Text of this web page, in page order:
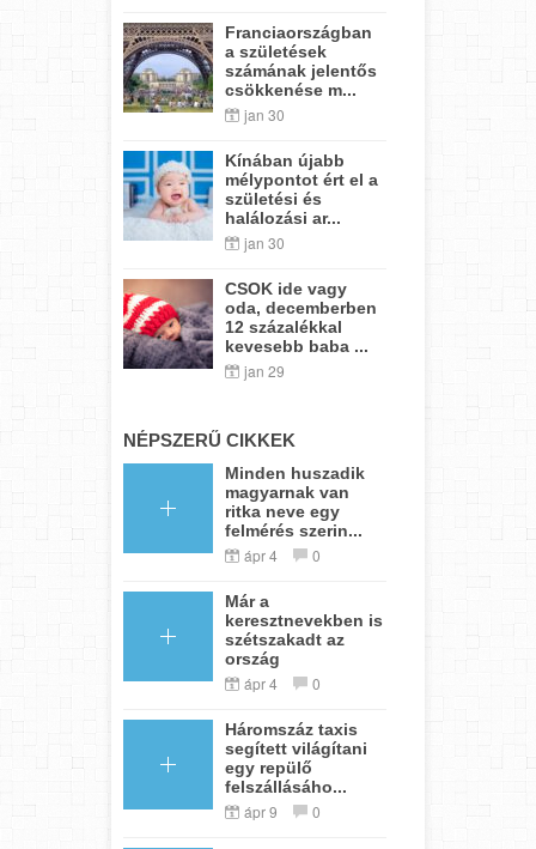
Franciaországban
a születések
számának jelentős
csökkenése m...
jan 30
Kínában újabb
mélypontot ért el a
születési és
halálozási ar...
jan 30
CSOK ide vagy
oda, decemberben
12 százalékkal
kevesebb baba ...
jan 29
NÉPSZERŰ CIKKEK
Minden huszadik
magyarnak van
ritka neve egy
felmérés szerin...
ápr 4 0
Már a
keresztnevekben is
szétszakadt az
ország
ápr 4 0
Háromszáz taxis
segített világítani
egy repülő
felszállásáho...
ápr 9 0